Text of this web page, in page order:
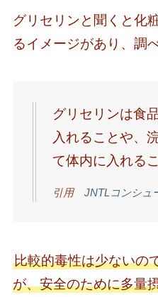
グリセリンと聞くと化
るイメージがあり、調
グリセリンは食
入れることや、
て体内に入れる
引用JNTLコンシュ
比較的毒性は少ないの
が、安全のために多量